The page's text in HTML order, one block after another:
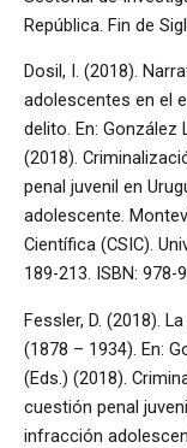
República. Fin de
Dosil, I. (2018).
adolescentes en el
delito. En: González
(2018).
penal juvenil en
adolescente.
Científica (CSIC).
189-213. ISBN: 978-
Fessler, D. (2018).
(1878 – 1934). En:
(Eds.) (2018).
cuestión penal
infracción